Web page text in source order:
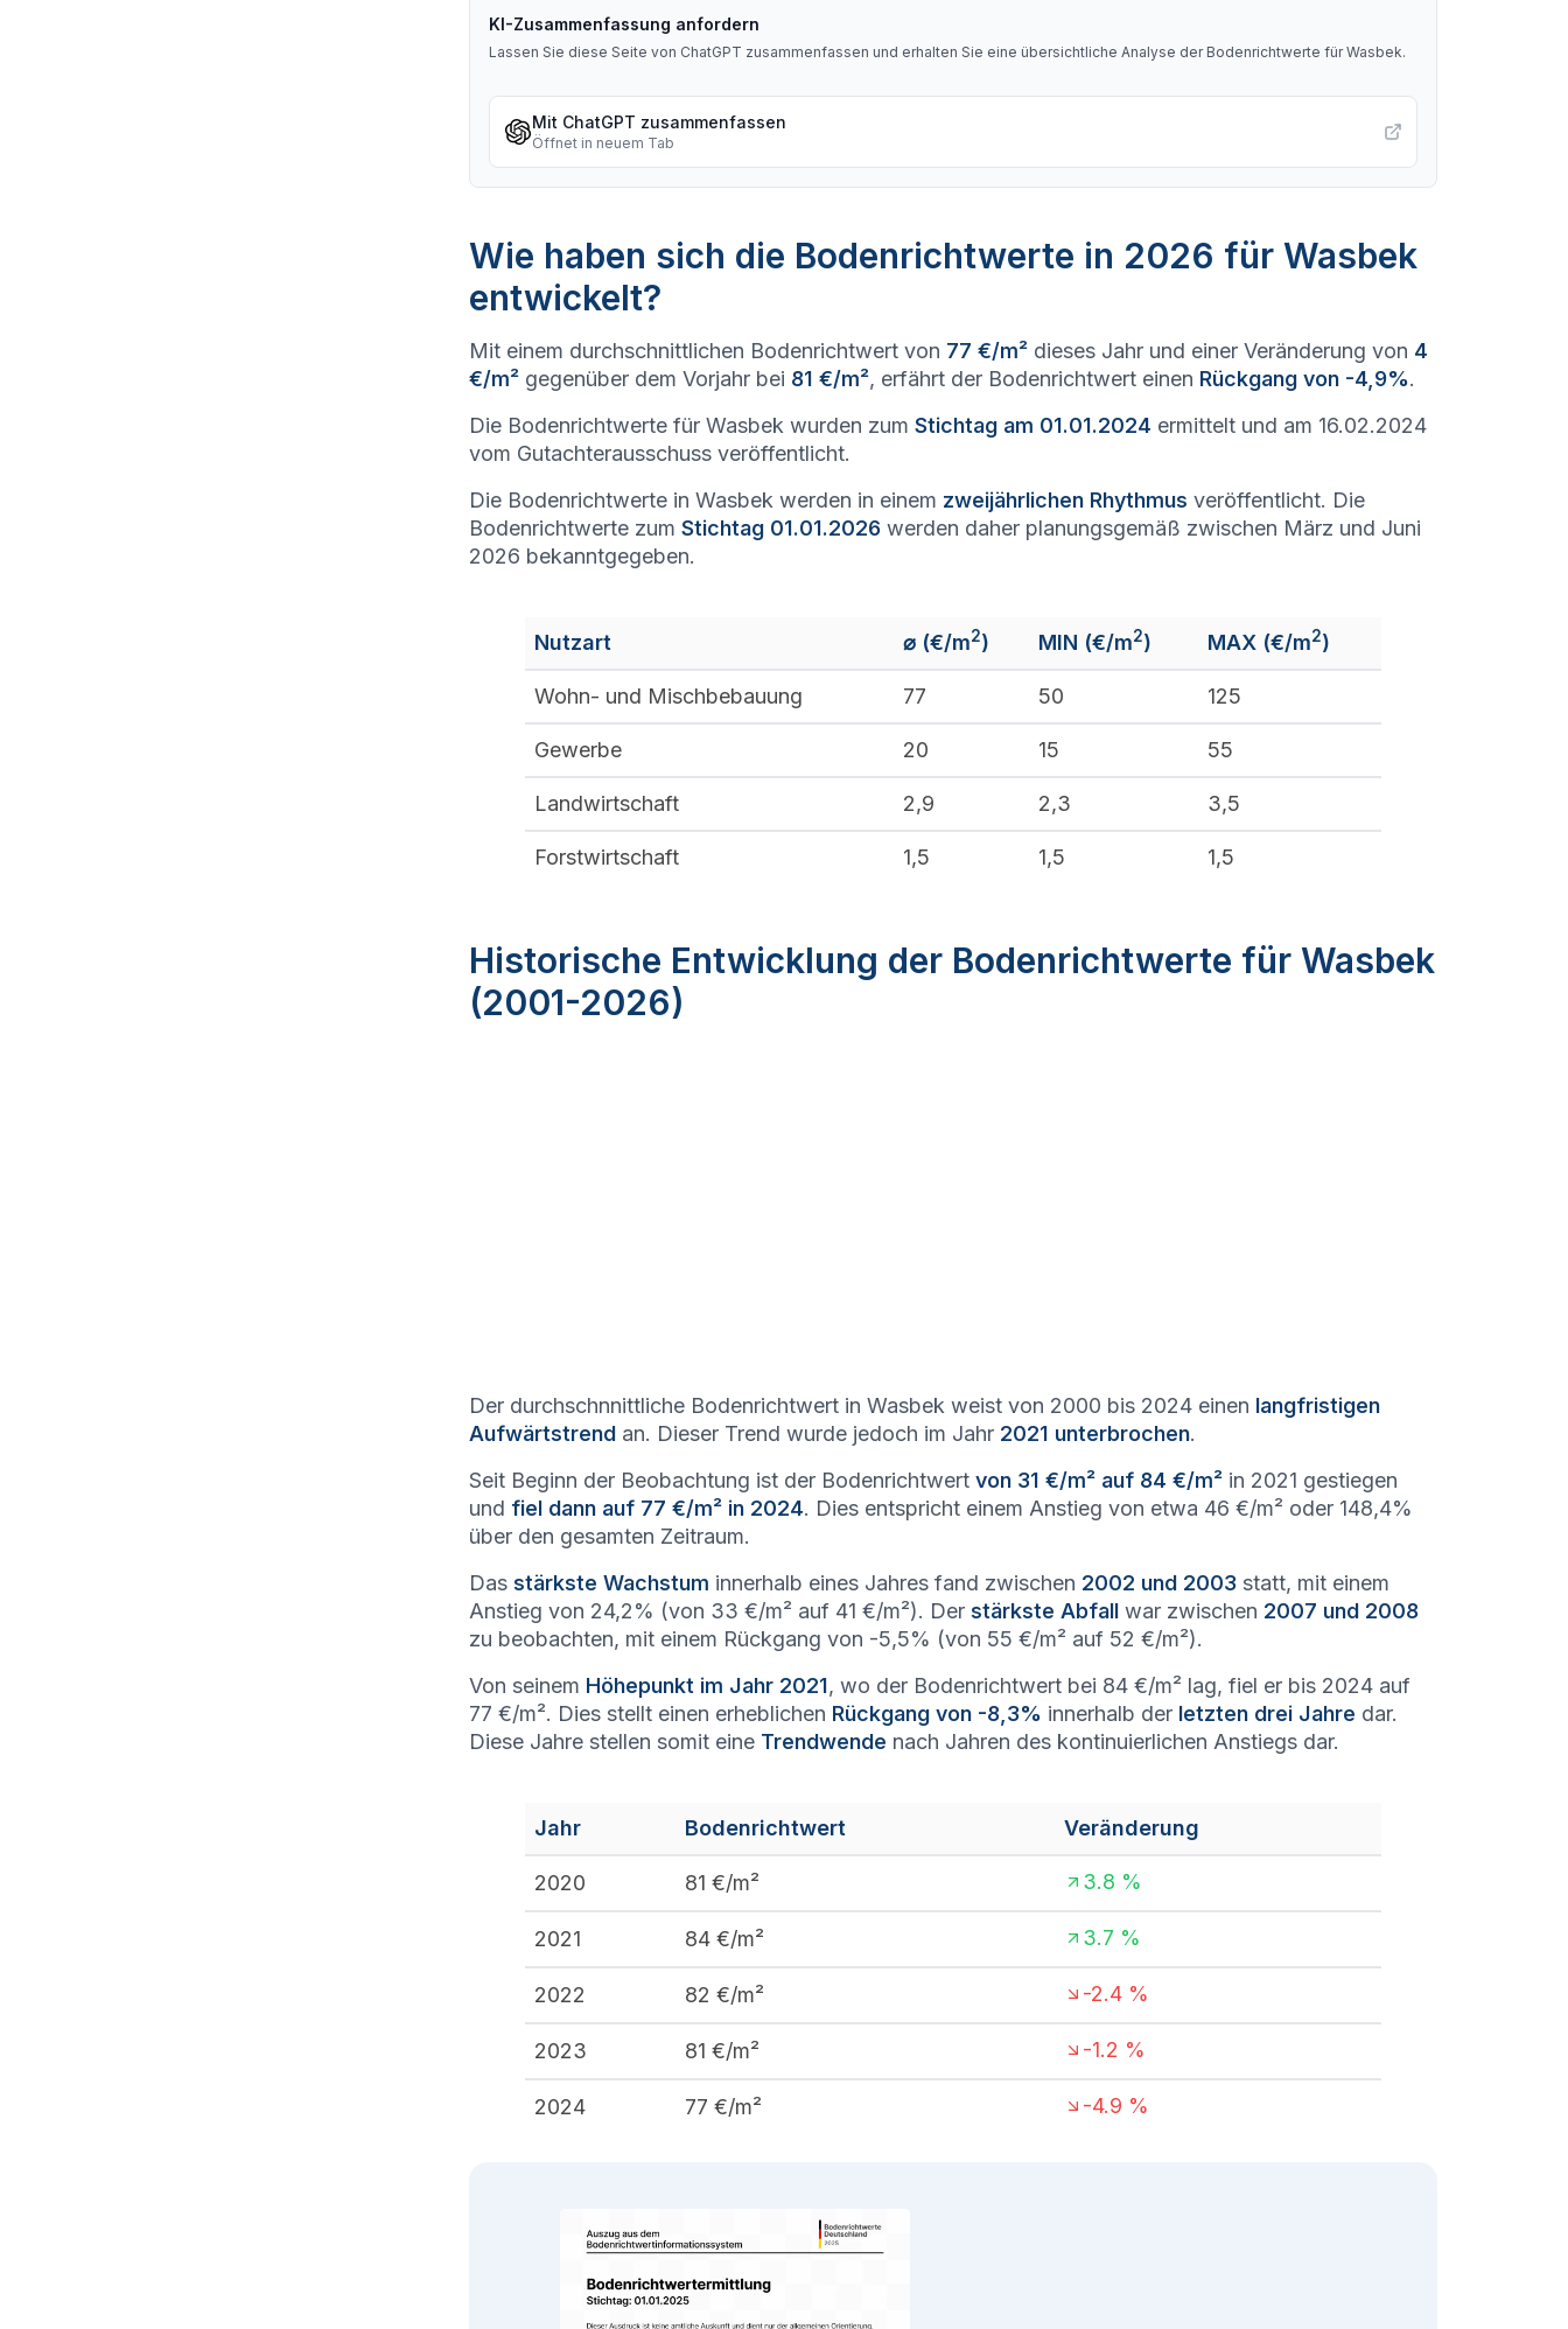
KI-Zusammenfassung anfordern
Lassen Sie diese Seite von ChatGPT zusammenfassen und erhalten Sie eine übersichtliche Analyse der Bodenrichtwerte fürWasbek.
Mit ChatGPT zusammenfassen
Öffnet in neuem Tab
Wie haben sich die Bodenrichtwerte in 2026 für Wasbek
entwickelt?
Mit einem durchschnittlichen Bodenrichtwert von 77 €/m² dieses Jahr und einer Veränderung von 4
€/m² gegenüber dem Vorjahr bei 81 €/m², erfährt der Bodenrichtwert einen Rückgang von -4,9%.
Die Bodenrichtwerte für Wasbek wurden zum Stichtag am 01.01.2024 ermittelt und am 16.02.2024
vom Gutachterausschuss veröffentlicht.
Die Bodenrichtwerte in Wasbek werden in einem zweijährlichen Rhythmus veröffentlicht. Die
Bodenrichtwerte zum Stichtag 01.01.2026 werden daher planungsgemäß zwischen März und Juni
2026 bekanntgegeben.
Nutzart ⌀ (€/m2) MIN (€/m2) MAX (€/m2)
Wohn- und Mischbebauung 77 50 125
Gewerbe 20 15 55
Landwirtschaft 2,9 2,3 3,5
Forstwirtschaft 1,5 1,5 1,5
Historische Entwicklung der Bodenrichtwerte für Wasbek
(2001-2026)
Der durchschnnittliche Bodenrichtwert in Wasbek weist von 2000 bis 2024 einen langfristigen
Aufwärtstrend an. Dieser Trend wurde jedoch im Jahr 2021 unterbrochen.
Seit Beginn der Beobachtung ist der Bodenrichtwert von 31 €/m² auf 84 €/m² in 2021 gestiegen
und fiel dann auf 77 €/m² in 2024. Dies entspricht einem Anstieg von etwa 46 €/m² oder 148,4%
über den gesamten Zeitraum.
Das stärkste Wachstum innerhalb eines Jahres fand zwischen 2002 und 2003 statt, mit einem
Anstieg von 24,2% (von 33 €/m² auf 41 €/m²). Der stärkste Abfall war zwischen 2007 und 2008
zu beobachten, mit einem Rückgang von -5,5% (von 55 €/m² auf 52 €/m²).
Von seinem Höhepunkt im Jahr 2021, wo der Bodenrichtwert bei 84 €/m² lag, fiel er bis 2024 auf
77 €/m². Dies stellt einen erheblichen Rückgang von -8,3% innerhalb der letzten drei Jahre dar.
Diese Jahre stellen somit eine Trendwende nach Jahren des kontinuierlichen Anstiegs dar.
Jahr Bodenrichtwert Veränderung
2020 81 €/m² 3.8 %
2021 84 €/m² 3.7 %
2022 82 €/m² -2.4 %
2023 81 €/m² -1.2 %
2024 77 €/m² -4.9 %